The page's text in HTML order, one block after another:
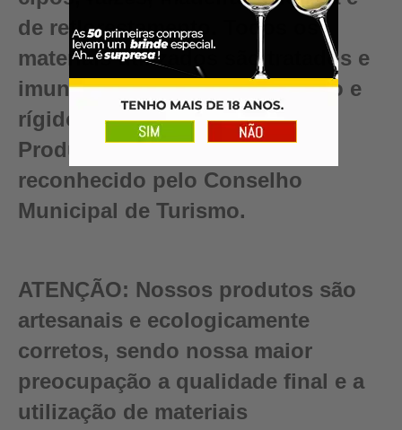
de reflorestamento. Todos os
materiais utilizados são tratados e
imunizados dentro do mais alto e
rígido controle de qualidade.
Produto certificado e artista
reconhecido pelo Conselho
Municipal de Turismo.
ATENÇÃO: Nossos produtos são
artesanais e ecologicamente
corretos, sendo nossa maior
preocupação a qualidade final e a
utilização de materiais